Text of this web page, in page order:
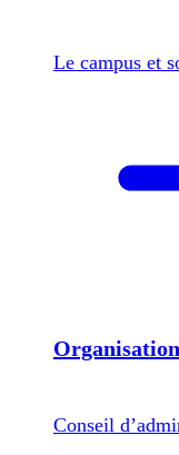
Le campus et
Conseil